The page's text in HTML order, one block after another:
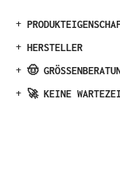
+
+ HERSTELLER
+ 🤠
+ 🚀 KEINE